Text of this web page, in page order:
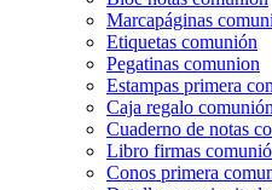
Marcapáginas
Etiquetas comunión
Pegatinas comunion
Estampas primera
Caja regalo comunión
Cuaderno de notas
Libro firmas
Conos primera